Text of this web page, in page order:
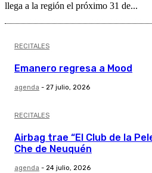
llega a la región el próximo 31 de...
RECITALES
Emanero regresa a Mood
agenda - 27 julio, 2026
RECITALES
Airbag trae “El Club de la
Che de Neuquén
agenda - 24 julio, 2026